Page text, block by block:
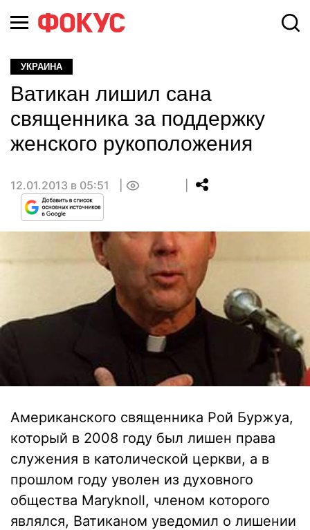
УКРАИНА
Ватикан лишил сана
священника за поддержку
женского рукоположения
12.01.2013 в 05:51
Американского священника Рой Буржуа,
который в 2008 году был лишен права
служения в католической церкви, а в
прошлом году уволен из духовного
общества Maryknoll, членом которого
являлся, Ватиканом уведомил о лишении